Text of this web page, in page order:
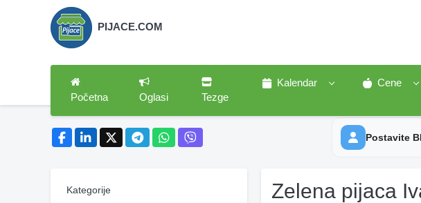
PIJACE.COM
Početna Oglasi Tezge
Kalendar Cene
Postavite
Kategorije Zelena pijaca